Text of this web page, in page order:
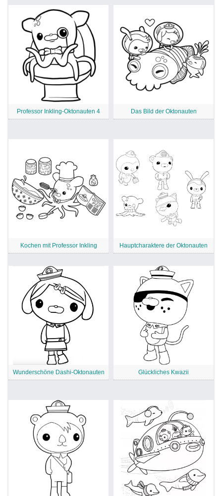
Professor Inkling-Oktonauten 4 Das Bild der Oktonauten
Kochen mit Professor Inkling Hauptcharaktere der Oktonauten
Wunderschöne Dashi-Oktonauten Glückliches Kwazii